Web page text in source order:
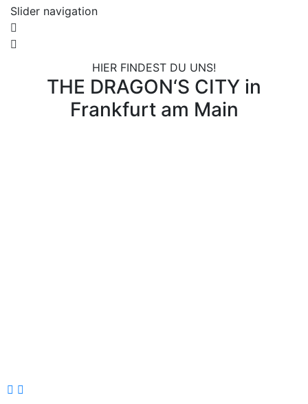
Slider navigation
HIER FINDEST DU UNS!​
THE DRAGON‘S CITY in
Frankfurt am Main